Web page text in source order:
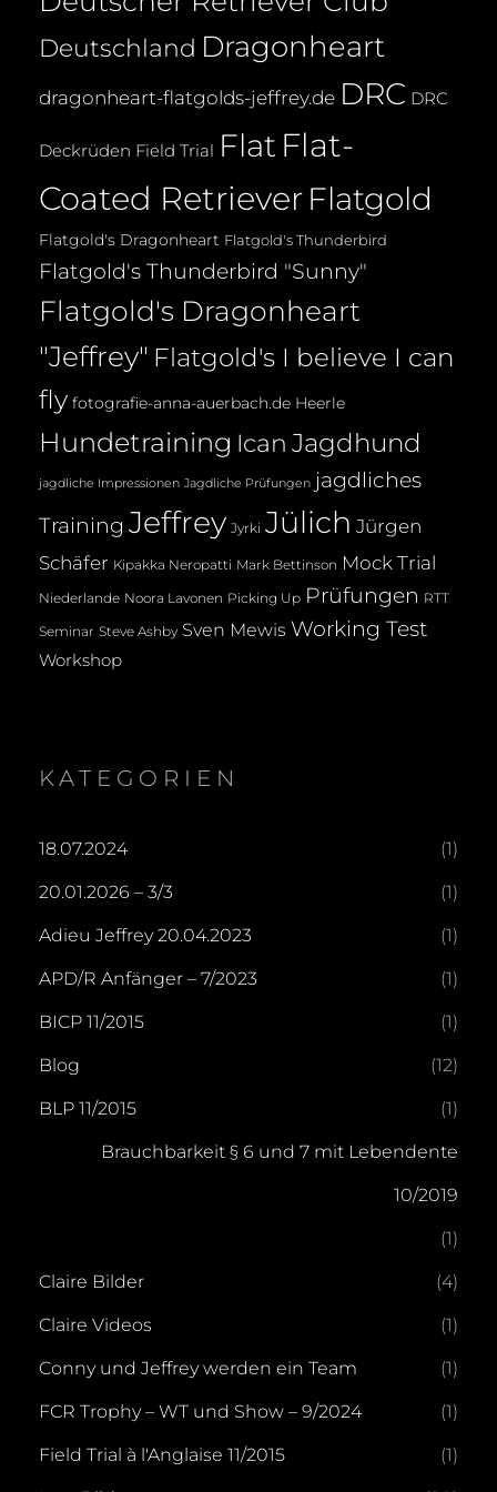
Deutschland Dragonheart
dragonheart-flatgolds-jeffrey.de DRC DRC
Deckrüden Field Trial Flat Flat-
Coated Retriever Flatgold
Flatgold's Dragonheart Flatgold's Thunderbird
Flatgold's Thunderbird "Sunny"
Flatgold's Dragonheart
"Jeffrey" Flatgold's I believe I can
fly fotografie-anna-auerbach.de Heerle
Hundetraining Ican Jagdhund
jagdliche Impressionen Jagdliche Prüfungen jagdliches
Training Jeffrey Jyrki Jülich Jürgen
Schäfer Kipakka Neropatti Mark Bettinson Mock Trial
Niederlande Noora Lavonen Picking Up Prüfungen RTT
Seminar Steve Ashby Sven Mewis Working Test
Workshop
KATEGORIEN
18.07.2024 (1)
20.01.2026 – 3/3 (1)
Adieu Jeffrey 20.04.2023 (1)
APD/R Anfänger – 7/2023 (1)
BICP 11/2015 (1)
Blog (12)
BLP 11/2015 (1)
Brauchbarkeit § 6 und 7 mit Lebendente
10/2019
(1)
Claire Bilder (4)
Claire Videos (1)
Conny und Jeffrey werden ein Team (1)
FCR Trophy – WT und Show – 9/2024 (1)
Field Trial à l'Anglaise 11/2015 (1)